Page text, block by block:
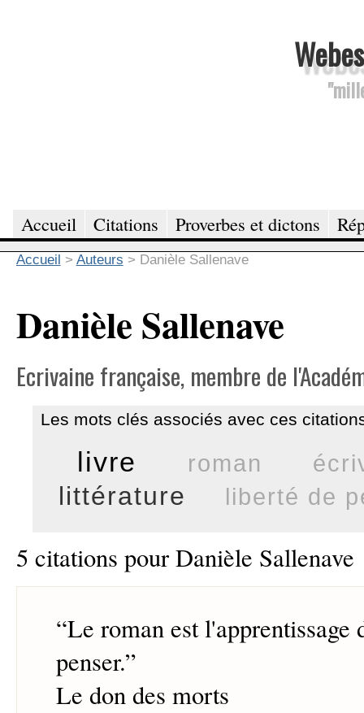
Accueil Citations Proverbes et dictons
Accueil > Auteurs > Danièle Sallenave
Danièle Sallenave
Ecrivaine française, membre de
Les mots clés associés avec ces
livre roman
littérature liberté de
5 citations pour Danièle Sallenave
“Le roman est l'apprentissage
penser.”
Le don des morts